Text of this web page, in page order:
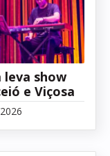
leva show
e Viçosa